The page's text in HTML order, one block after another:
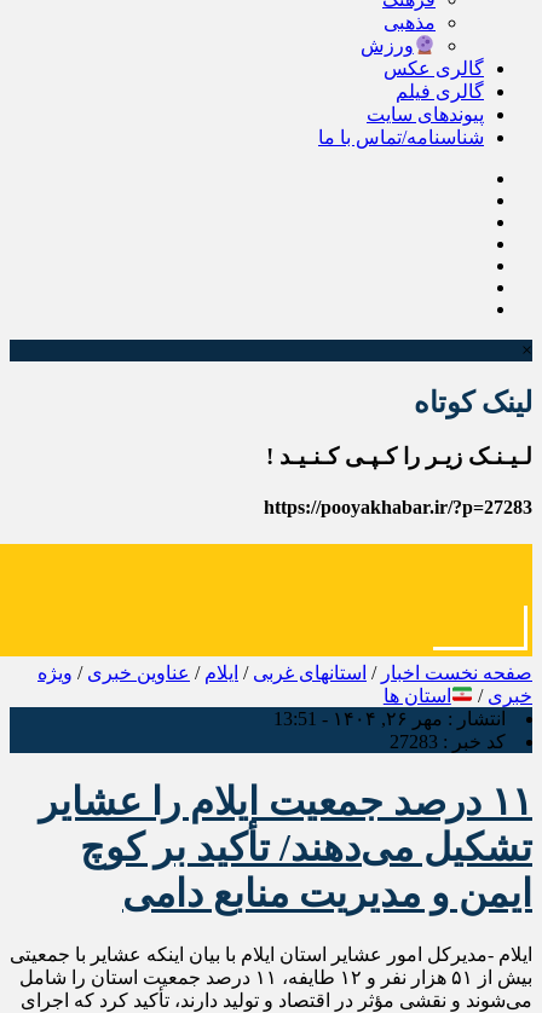
مذهبی
ورزش
گالری عکس
گالری فیلم
پیوندهای سایت
شناسنامه/تماس با ما
×
لینک کوتاه
لـیـنـک زیـر را کـپـی کـنـیـد !
https://pooyakhabar.ir/?p=27283
صفحه نخست اخبار / استانهای غربی / ایلام / عناوین خبری / ویژه
خبری /
استان ها
انتشار : مهر ۲۶, ۱۴۰۴ - 13:51
کد خبر : 27283
۱۱ درصد جمعیت ایلام را عشایر
تشکیل می‌دهند/ تأکید بر کوچ
ایمن و مدیریت منابع دامی
ایلام -مدیرکل امور عشایر استان ایلام با بیان اینکه عشایر با جمعیتی
بیش از ۵۱ هزار نفر و ۱۲ طایفه، ۱۱ درصد جمعیت استان را شامل
می‌شوند و نقشی مؤثر در اقتصاد و تولید دارند، تأکید کرد که اجرای